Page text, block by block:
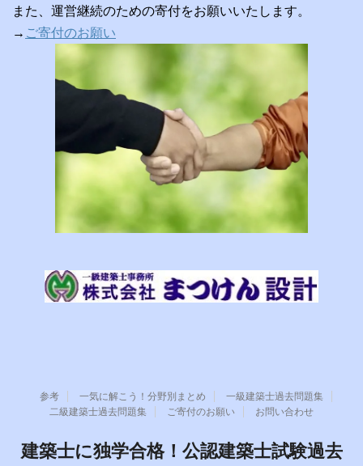
また、運営継続のための寄付をお願いいたします。
→ ご寄付のお願い
参考 一気に解こう！分野別まとめ
一級建築士過去問題集
二級建築士過去問題集
ご寄付のお願い お問い合わせ
建築士に独学合格！公認建築士試験過去